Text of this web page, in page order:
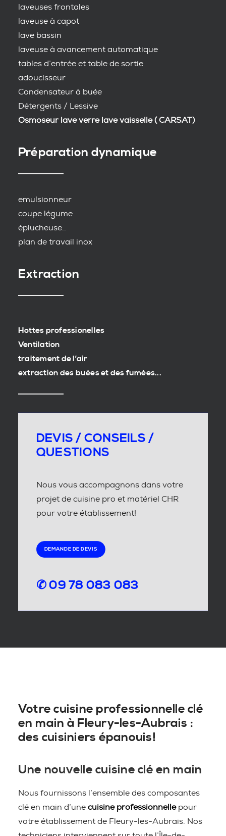
laveuses frontales
laveuse à capot
lave bassin
laveuse à avancement automatique
tables d’entrée et table de sortie
adoucisseur
Condensateur à buée
Détergents / Lessive
Osmoseur lave verre lave vaisselle ( CARSAT)
Préparation dynamique
emulsionneur
coupe légume
éplucheuse..
plan de travail inox
Extraction
Hottes professionelles
Ventilation
traitement de l’air
extraction des buées et des fumées...
DEVIS / CONSEILS /
QUESTIONS
Nous vous accompagnons dans votre
projet de cuisine pro et matériel CHR
pour votre établissement!
DEMANDE DE DEVIS
✆ 09 78 083 083
Votre cuisine professionnelle clé
en main à Fleury-les-Aubrais :
des cuisiniers épanouis!
Une nouvelle cuisine clé en main
Nous fournissons l’ensemble des composantes
clé en main d’une cuisine professionnellepour
votre établissement de Fleury-les-Aubrais. Nos